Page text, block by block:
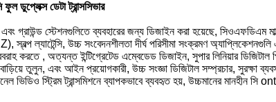
ফুল ডুপ্লেক্স ডেটা ট্রান্সসিভার
এবং গ্রাউন্ড স্টেশনগুলিতে ব্যবহারের জন্য ডিজাইন করা হয়েছে, সিওএফডিএম
ল্যাটেন্সি, উচ্চ সংবেদনশীলতা দীর্ঘ পরিসীমা সংক্রমণ
, অত্যন্ত ইন্টিগ্রেটেড এম্বেডেড ডিজাইন, সুপার লিনিয়ার ডিজিটাল
তুলুন, এবং আইন প্রয়োগকারী, উচ্চ সংজ্ঞা ডিজিটাল সম্প্রচার, সুরক্ষা
স্ট্রিম ট্রান্সমিশনে ব্যাপকভাবে ব্যবহৃত হয়, উচ্চমানের মানহীন সি